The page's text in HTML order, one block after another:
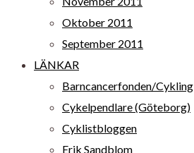
Oktober 2011
September 2011
LÄNKAR
Barncancerfonden/Cykling
Cykelpendlare (Göteborg)
Cyklistbloggen
Erik Sandblom